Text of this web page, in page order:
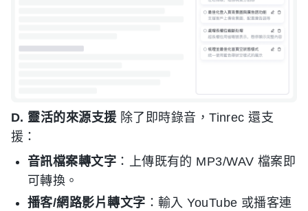
D. 靈活的來源支援 除了即時錄音，Tinrec 還支
援：
音訊檔案轉文字 ：上傳既有的 MP3/WAV 檔案即
可轉換。
播客/網路影片轉文字 ：輸入 YouTube 或播客連